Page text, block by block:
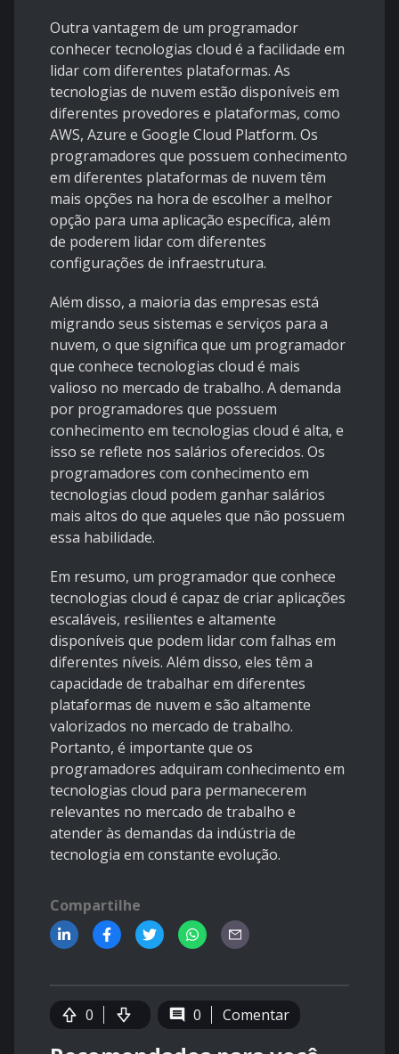
Outra vantagem de um programador
conhecer tecnologias cloud é a facilidade em
lidar com diferentes plataformas. As
tecnologias de nuvem estão disponíveis em
diferentes provedores e plataformas, como
AWS, Azure e Google Cloud Platform. Os
programadores que possuem conhecimento
em diferentes plataformas de nuvem têm
mais opções na hora de escolher a melhor
opção para uma aplicação específica, além
de poderem lidar com diferentes
configurações de infraestrutura.
Além disso, a maioria das empresas está
migrando seus sistemas e serviços para a
nuvem, o que significa que um programador
que conhece tecnologias cloud é mais
valioso no mercado de trabalho. A demanda
por programadores que possuem
conhecimento em tecnologias cloud é alta, e
isso se reflete nos salários oferecidos. Os
programadores com conhecimento em
tecnologias cloud podem ganhar salários
mais altos do que aqueles que não possuem
essa habilidade.
Em resumo, um programador que conhece
tecnologias cloud é capaz de criar aplicações
escaláveis, resilientes e altamente
disponíveis que podem lidar com falhas em
diferentes níveis. Além disso, eles têm a
capacidade de trabalhar em diferentes
plataformas de nuvem e são altamente
valorizados no mercado de trabalho.
Portanto, é importante que os
programadores adquiram conhecimento em
tecnologias cloud para permanecerem
relevantes no mercado de trabalho e
atender às demandas da indústria de
tecnologia em constante evolução.
Compartilhe
0 0 Comentar